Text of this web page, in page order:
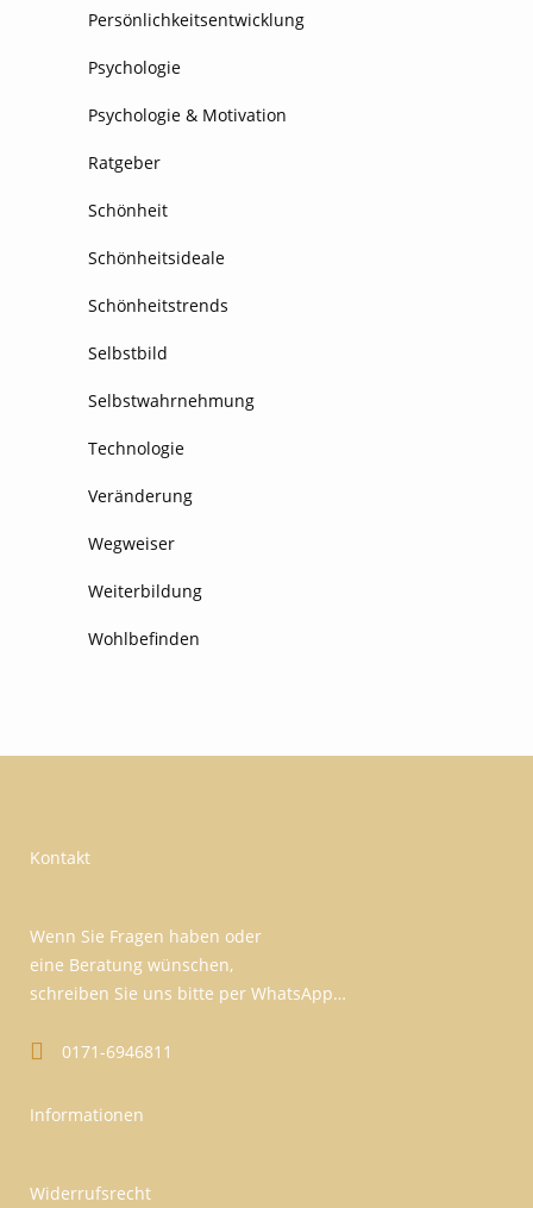
Persönlichkeitsentwicklung
Psychologie
Psychologie & Motivation
Ratgeber
Schönheit
Schönheitsideale
Schönheitstrends
Selbstbild
Selbstwahrnehmung
Technologie
Veränderung
Wegweiser
Weiterbildung
Wohlbefinden
Kontakt
Wenn Sie Fragen haben oder
eine Beratung wünschen,
schreiben Sie uns bitte per WhatsApp…
0171-6946811
Informationen
Widerrufsrecht